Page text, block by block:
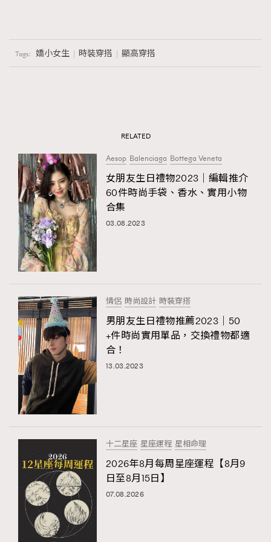
Tags: 嬌小女生 時裝穿搭 顯高穿搭
RELATED
Aesop Balenciaga Bottega Veneta
女朋友生日禮物2023｜編輯推介
60件時尚手袋、香水、實用小物
合集
03.08.2023
情侶 時尚設計 時裝穿搭
男朋友生日禮物推薦2023｜50
+件時尚實用單品，交換禮物都適
合！
13.03.2023
十二星座 星座運程 星相命理
2026年8月每周星座運程【8月9
日至8月15日】
07.08.2026